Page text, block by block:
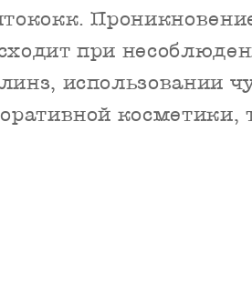
при
использовании